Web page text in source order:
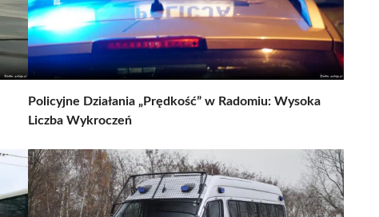
Policyjne Działania „Prędkość” w Radomiu: Wysoka
Liczba Wykroczeń